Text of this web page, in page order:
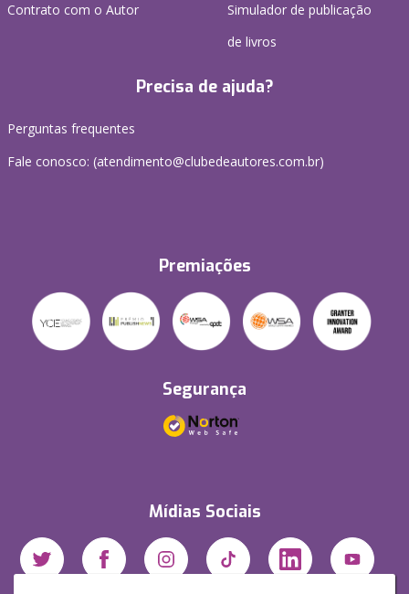
Contrato com o Autor
Simulador de publicação
de livros
Precisa de ajuda?
Perguntas frequentes
Fale conosco: (atendimento@clubedeautores.com.br)
Premiações
Segurança
Mídias Sociais